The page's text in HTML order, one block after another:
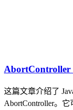
AbortController
这篇文章介绍了
AbortController。